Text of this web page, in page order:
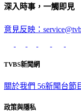
深入時事，一觸即見
意見反映：
TVBS新聞網
關於我們 56新聞台節
政策與隱私